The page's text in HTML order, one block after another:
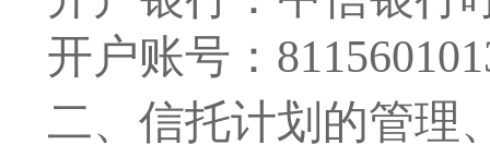
开户账号：
二、信托计划的管理